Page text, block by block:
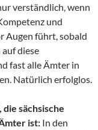
verständlich, wenn
und
Augen führt, sobald
auf diese
fast alle Ämter in
Natürlich erfolglos.
sächsische
ist: In den